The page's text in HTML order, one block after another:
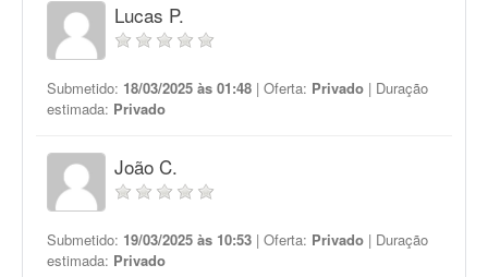
Lucas P.
Submetido: 18/03/2025 às 01:48 | Oferta: Privado | Duração
estimada: Privado
João C.
Submetido: 19/03/2025 às 10:53 | Oferta: Privado | Duração
estimada: Privado